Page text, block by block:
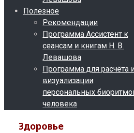
Полезное
Рекомендации
Программа Ассистент к
сеансам и книгам Н. В.
Левашова
Программа для расчёта
визуализации
персональных
человека
Здоровье